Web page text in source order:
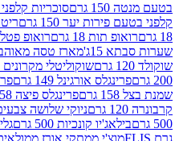
סוכריות קלפני בטעם דובדבן 150
יער 150 גרם
ריטר חלב פיסטוק 100
תות 18 גרם
רואופ פטל 18 גרם
מארז טסה מאוהב מארז טסה
שוקוליטלי מקרונים תות שדה 90 גרם
אורגינל 149 גרם
פרינגלס ברביקיו 158
פרינגלס פיצה 158 גרם
ניוקי שלושה צבעים 500 גרם
קונכיות 500 גרם
ממתקי אורז ממולאים בטעם שוקולד